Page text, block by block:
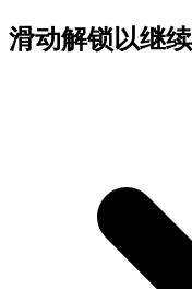
滑动解锁以继